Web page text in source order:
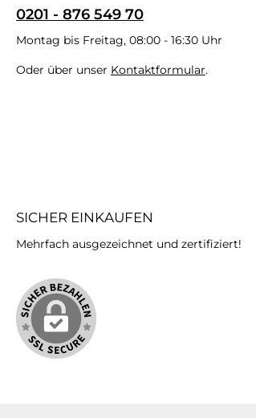
0201 - 876 549 70
Montag bis Freitag, 08:00 - 16:30 Uhr
Oder über unser Kontaktformular.
SICHER EINKAUFEN
Mehrfach ausgezeichnet und zertifiziert!